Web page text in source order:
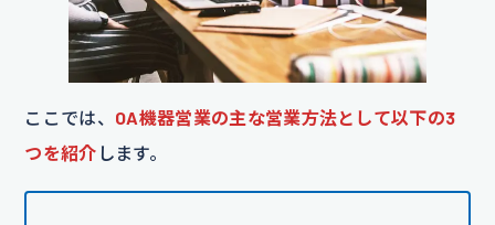
ここでは、 OA機器営業の主な営業方法として以下の3
つを紹介 します。